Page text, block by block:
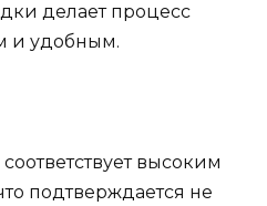
делает процесс
и удобным.
высоким
подтверждается не